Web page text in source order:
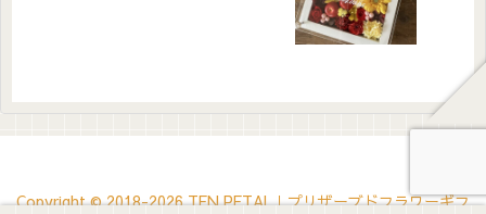
Copyright © 2018-2026 TEN PETAL｜プリザーブドフラワーギフ